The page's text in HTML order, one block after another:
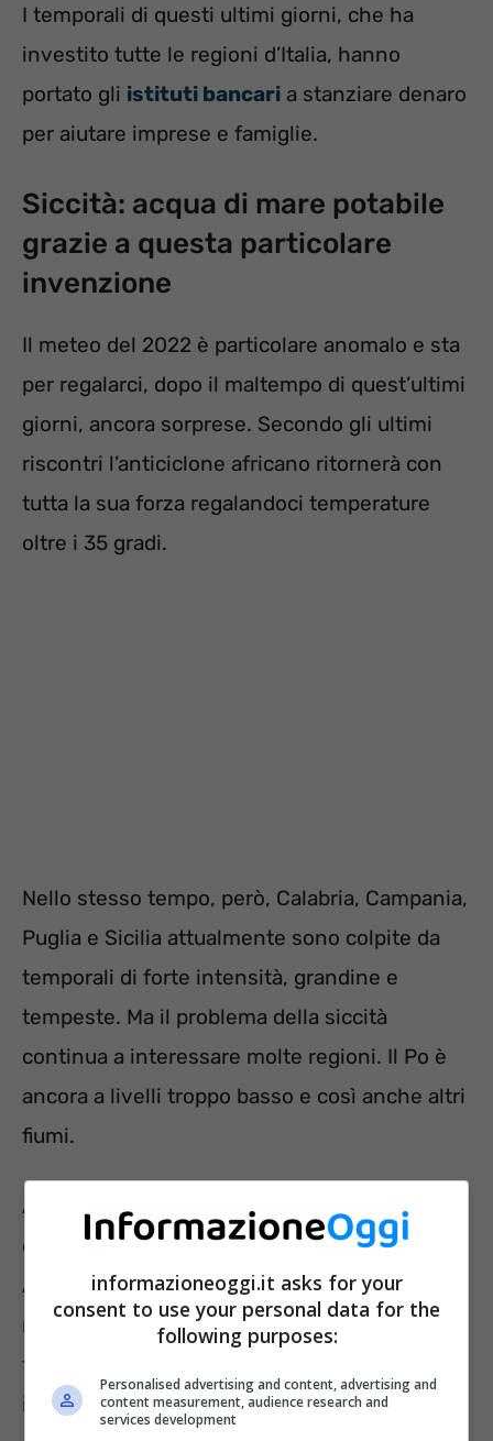
I temporali di questi ultimi giorni, che ha
investito tutte le regioni d’Italia, hanno
portato gli istituti bancari a stanziare denaro
per aiutare imprese e famiglie.
Siccità: acqua di mare potabile
grazie a questa particolare
invenzione
Il meteo del 2022 è particolare anomalo e sta
per regalarci, dopo il maltempo di quest’ultimi
giorni, ancora sorprese. Secondo gli ultimi
riscontri l’anticiclone africano ritornerà con
tutta la sua forza regalandoci temperature
oltre i 35 gradi.
Nello stesso tempo, però, Calabria, Campania,
Puglia e Sicilia attualmente sono colpite da
temporali di forte intensità, grandine e
tempeste. Ma il problema della siccità
continua a interessare molte regioni. Il Po è
ancora a livelli troppo basso e così anche altri
fiumi.
Affrontare questo problema potrebbe essere
complicato senza le dovute strumentazioni.
Addirittura, alcuni ricercatori americani sono
riusciti in un’impresa impossibile e a dir poco
futuristica: rendere potabile l’acqua del mare
in poche ore.
informazioneoggi.it asks for your
consent to use your personal data for the
following purposes:
Personalised advertising and content, advertising and
content measurement, audience research and
services development